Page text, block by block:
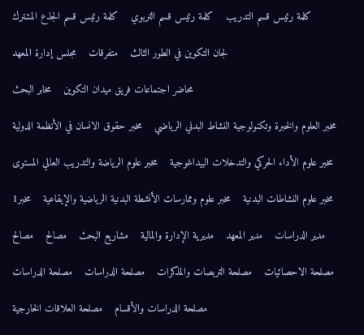
كلمة رئيس قسم التدريب
كلمة رئيس قسم التربوي
كلمة رئيس قسم الجذع المشترك
لجان التكوين في الطور الثالث
متفرقات
مجلس إدارة المعهد
محاضر اجتماعات فريق ميدان التكوين
مخابر البحث
مخبر العلوم والخبرة وتكنولوجية النشاط البدني الرياضي
مخبر حقوق الانسان في الأنظمة الدولية
مخبر علوم الأداء الحركي والتدخلات البيداغوجية
مخبر علوم الرياضة والتدريب العالي المستوى
مخبر علوم النشاطات البدنية
مخبر علوم وممارسات الأنشطة البدنية الرياضية والإيقاعية
مخبر1
مدير الدراسات
مدير المعهد مديرية الإدارة والمالية مشاريع البحث مصالح
مصالح
مصلحة الاحصائيات
مصلحة التربصات والمذكرات مصلحة الدراسات
مصلحة الدراسات
مصلحة الدراسات والأقسام
مصلحة العلاقات الخارجية